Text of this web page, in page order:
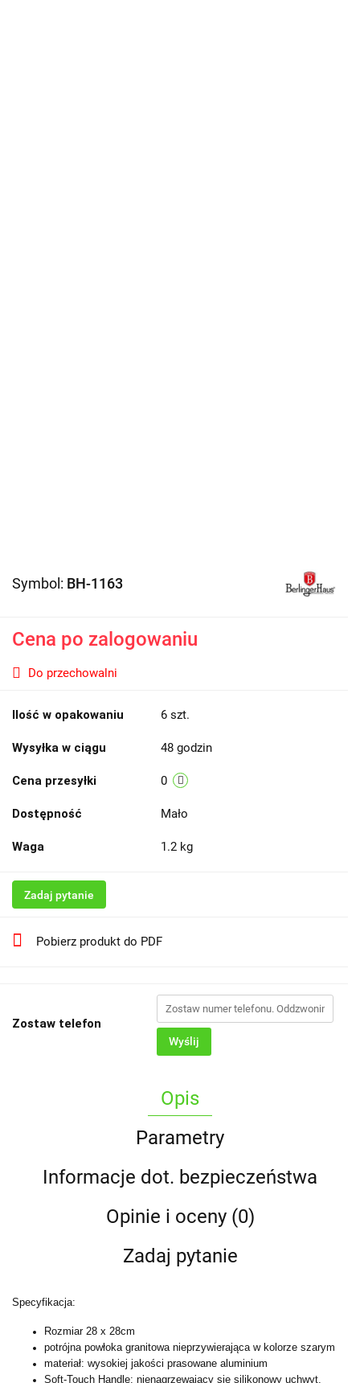
Symbol: BH-1163
Cena po zalogowaniu
Do przechowalni
Ilość w opakowaniu 6 szt.
Wysyłka w ciągu 48 godzin
Cena przesyłki 0
Dostępność Mało
Waga 1.2 kg
Zadaj pytanie
Pobierz produkt do PDF
Zostaw telefon
Wyślij
Opis
Parametry
Informacje dot. bezpieczeństwa
Opinie i oceny (0)
Zadaj pytanie
Specyfikacja:
Rozmiar 28 x 28cm
potrójna powłoka granitowa nieprzywierająca w kolorze szarym
materiał: wysokiej jakości prasowane aluminium
Soft-Touch Handle: nienagrzewający się silikonowy uchwyt.